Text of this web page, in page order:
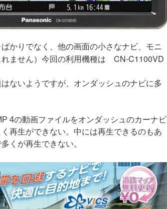
ばかりでなく、他の画面の小さなナビ、モニ
ません） 今回の利用機種は CN-C1100VD
ないようですが、オンダッシュのナビに多
4の動画ファイルをオンダッシュのカーナビ
再生ができない。中には再生できるのもあ
くが再生できない。